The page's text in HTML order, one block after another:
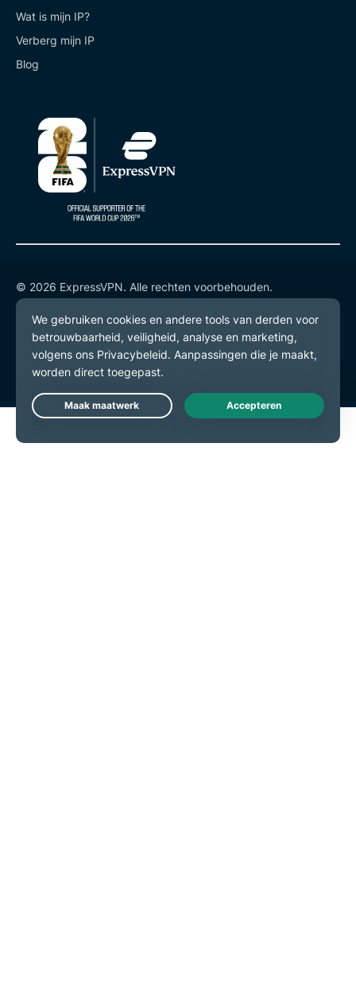
Wat is mijn IP?
Verberg mijn IP
Blog
© 2026 ExpressVPN. Alle rechten voorbehouden.
Privacybeleid
Gebruiksvoorwaarden
Cookievoorkeuren
Live Chat